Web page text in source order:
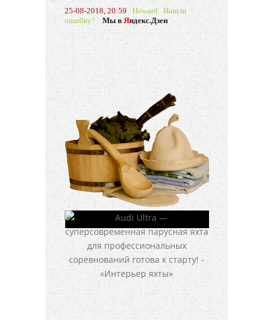
25-08-2018, 20:59 Howard Нашли
ошибку?
Мы вЯндекс.Дзен